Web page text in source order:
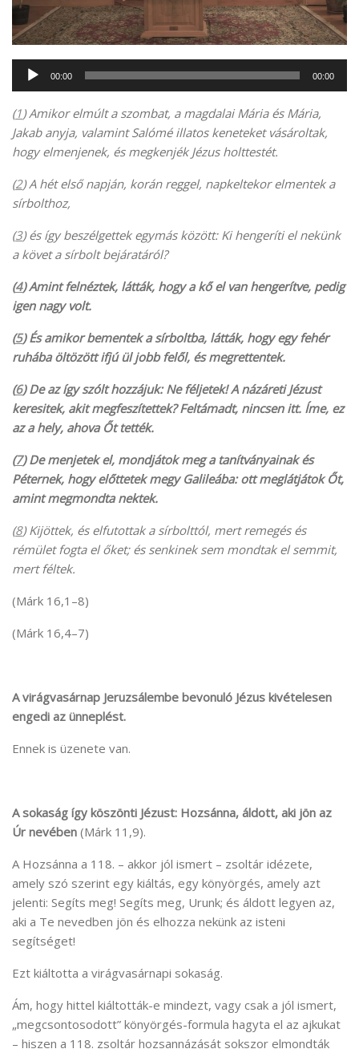
Audió
00:00 00:00
(1) Amikor elmúlt a szombat, a magdalai Mária és Mária,
Jakab anyja, valamint Salómé illatos keneteket vásároltak,
hogy elmenjenek, és megkenjék Jézus holttestét.
(2) A hét első napján, korán reggel, napkeltekor elmentek a
sírbolthoz,
(3) és így beszélgettek egymás között: Ki hengeríti el nekünk
a követ a sírbolt bejáratáról?
(4) Amint felnéztek, látták, hogy a kő el van hengerítve, pedig
igen nagy volt.
(5) És amikor bementek a sírboltba, látták, hogy egy fehér
ruhába öltözött ifjú ül jobb felől, és megrettentek.
(6) De az így szólt hozzájuk: Ne féljetek! A názáreti Jézust
keresitek, akit megfeszítettek? Feltámadt, nincsen itt. Íme, ez
az a hely, ahova Őt tették.
(7) De menjetek el, mondjátok meg a tanítványainak és
Péternek, hogy előttetek megy Galileába: ott meglátjátok Őt,
amint megmondta nektek.
(8) Kijöttek, és elfutottak a sírbolttól, mert remegés és
rémület fogta el őket; és senkinek sem mondtak el semmit,
mert féltek.
(Márk 16,1–8)
(Márk 16,4–7)
A virágvasárnap Jeruzsálembe bevonuló Jézus kivételesen
engedi az ünneplést.
Ennek is üzenete van.
A sokaság így köszönti Jézust: Hozsánna, áldott, aki jön az
Úr nevében (Márk 11,9).
A Hozsánna a 118. – akkor jól ismert – zsoltár idézete,
amely szó szerint egy kiáltás, egy könyörgés, amely azt
jelenti: Segíts meg! Segíts meg, Urunk; és áldott legyen az,
aki a Te nevedben jön és elhozza nekünk az isteni
segítséget!
Ezt kiáltotta a virágvasárnapi sokaság.
Ám, hogy hittel kiáltották-e mindezt, vagy csak a jól ismert,
„megcsontosodott” könyörgés-formula hagyta el az ajkukat
– hiszen a 118. zsoltár hozsannázását sokszor elmondták